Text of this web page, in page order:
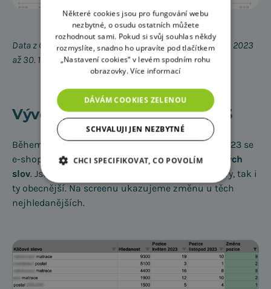
Data z Google Search Console klienta vyspimese.cz – 1. 1. 2023
až 30. 11. 2023
Vývoj pozic během roku 2023
Během období od května 2023 až do listopadu 2023 se
e-shopu
zlepšily pozice v TOP 10 až u 600 klíčových
slov. Jsou mezi nimi jak klíčová slova pro rozměry, tak i
ty obecnější. Na screenu ukazujeme změnu u těch
nejhledanějších.
Některé cookies jsou pro fungování webu
nezbytné, o osudu ostatních můžete
rozhodnout sami. Pokud si svůj souhlas někdy
rozmyslíte, snadno ho upravíte pod tlačítkem
„Nastavení cookies“ v levém spodním rohu
obrazovky.Více informací
DÁVÁM COOKIES ZELENOU
SCHVALUJI JEN NEZBYTNÉ
CHCI SPECIFIKOVAT, CO POVOLÍM